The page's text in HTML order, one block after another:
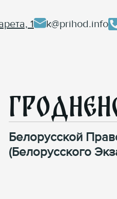
1 k@prihod.info
Белорусской
(Белорусского